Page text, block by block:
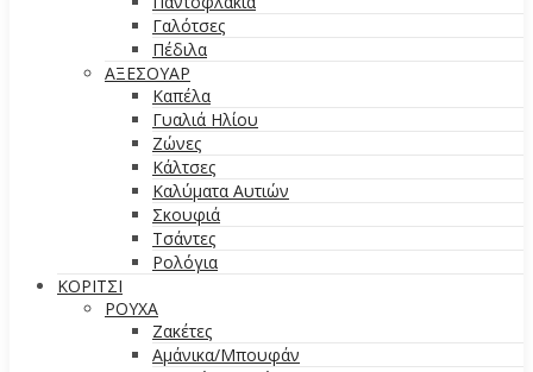
Γαλότσες
Πέδιλα
ΑΞΕΣΟΥΑΡ
Καπέλα
Γυαλιά Ηλίου
Ζώνες
Κάλτσες
Καλύματα Αυτιών
Σκουφιά
Τσάντες
Ρολόγια
ΚΟΡΙΤΣΙ
ΡΟΥΧΑ
Ζακέτες
Αμάνικα/Μπουφάν